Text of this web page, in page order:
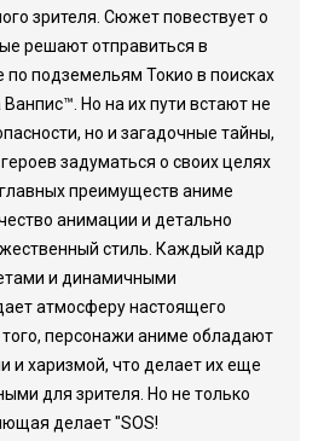
зрителя. Сюжет повествует о
решают отправиться в
по подземельям Токио в поисках
Но на их пути встают не
но и загадочные тайны,
задуматься о своих целях
преимуществ аниме
анимации и детально
стиль. Каждый кадр
и динамичными
атмосферу настоящего
персонажи аниме обладают
и харизмой, что делает их еще
для зрителя. Но не только
делает "SOS!